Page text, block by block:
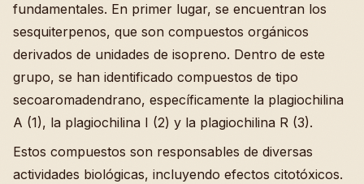
fundamentales. En primer lugar, se encuentran los
sesquiterpenos, que son compuestos orgánicos
derivados de unidades de isopreno. Dentro de este
grupo, se han identificado compuestos de tipo
secoaromadendrano, específicamente la plagiochilina
A (1), la plagiochilina I (2) y la plagiochilina R (3).
Estos compuestos son responsables de diversas
actividades biológicas, incluyendo efectos citotóxicos.